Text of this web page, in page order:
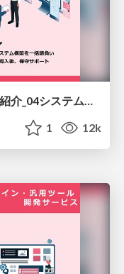
_システムリノベイト様_サービス紹介_04システム構築サービス_20230327.pdf
1 12k